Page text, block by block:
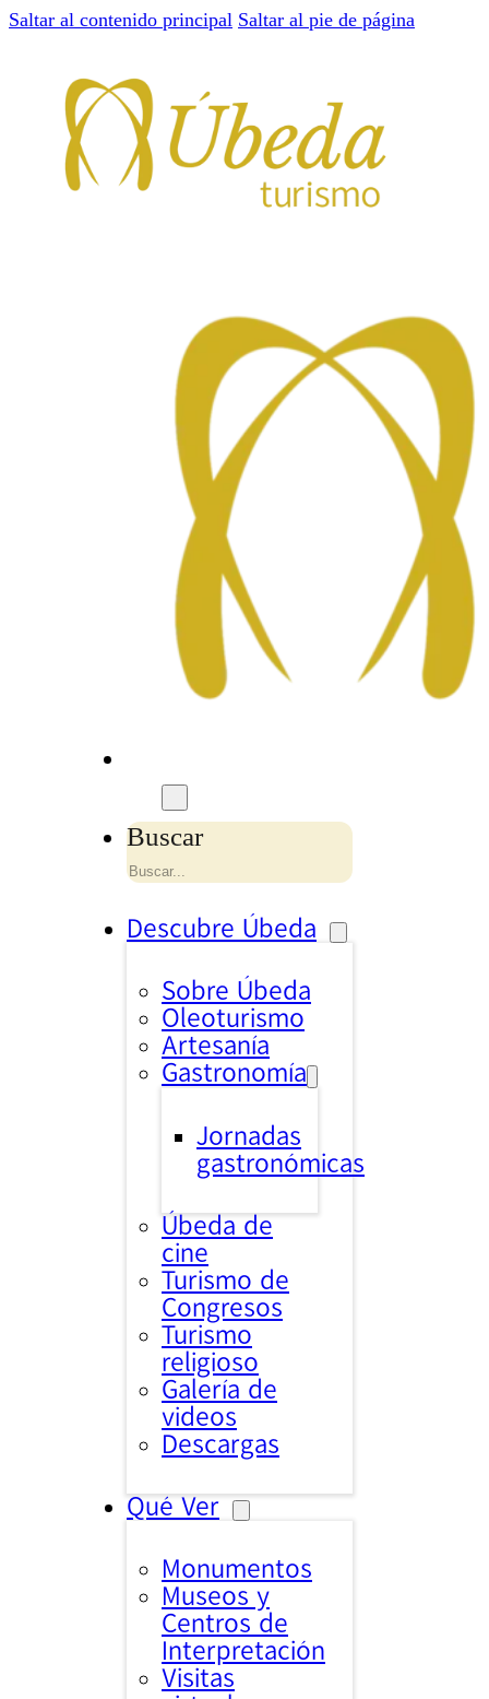
Saltar al contenido principal Saltar al pie de página
Buscar
Descubre Úbeda
Sobre Úbeda
Oleoturismo
Artesanía
Gastronomía
Jornadas
gastronómicas
Úbeda de
cine
Turismo de
Congresos
Turismo
religioso
Galería de
videos
Descargas
Qué Ver
Monumentos
Museos y
Centros de
Interpretación
Visitas